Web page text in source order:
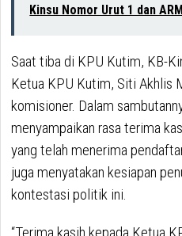
Kinsu Nomor Urut 1 dan
Saat tiba di KPU Kutim, KB-
Ketua KPU Kutim, Siti Akhlis
komisioner. Dalam
menyampaikan rasa terima
yang telah menerima
juga menyatakan kesiapan
kontestasi politik ini.